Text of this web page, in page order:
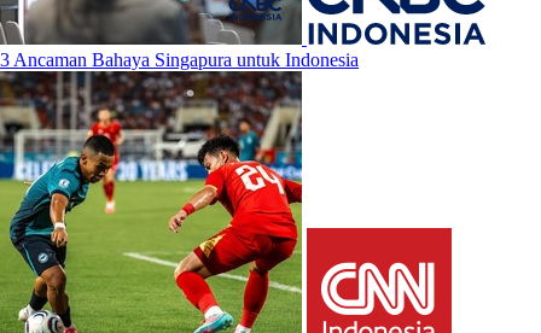
3 Ancaman Bahaya Singapura untuk Indonesia